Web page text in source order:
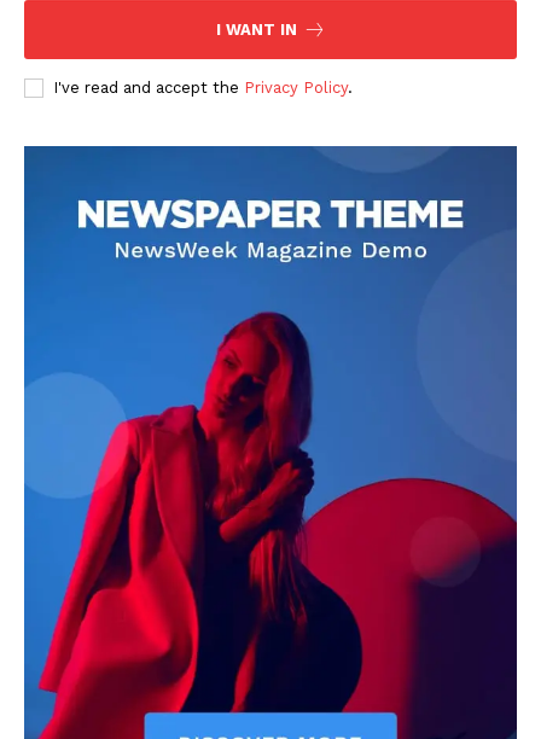
DOWNLOAD NOW
AIN NEWS 1
Contact Us
About Us
Privacy Policy
Terms of Use Agreement
Facebook
X WhatsApp
Share
I WANT IN
I've read and accept the Privacy Policy.